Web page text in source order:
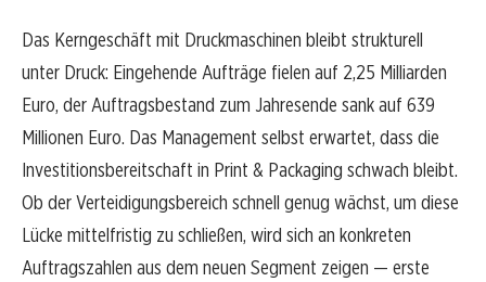
Das Kerngeschäft mit Druckmaschinen bleibt strukturell
unter Druck: Eingehende Aufträge fielen auf 2,25 Milliarden
Euro, der Auftragsbestand zum Jahresende sank auf 639
Millionen Euro. Das Management selbst erwartet, dass die
Investitionsbereitschaft in Print & Packaging schwach bleibt.
Ob der Verteidigungsbereich schnell genug wächst, um diese
Lücke mittelfristig zu schließen, wird sich an konkreten
Auftragszahlen aus dem neuen Segment zeigen — erste